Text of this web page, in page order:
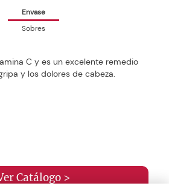
Envase
Sobres
C y es un excelente remedio
y los dolores de cabeza.
Catálogo >